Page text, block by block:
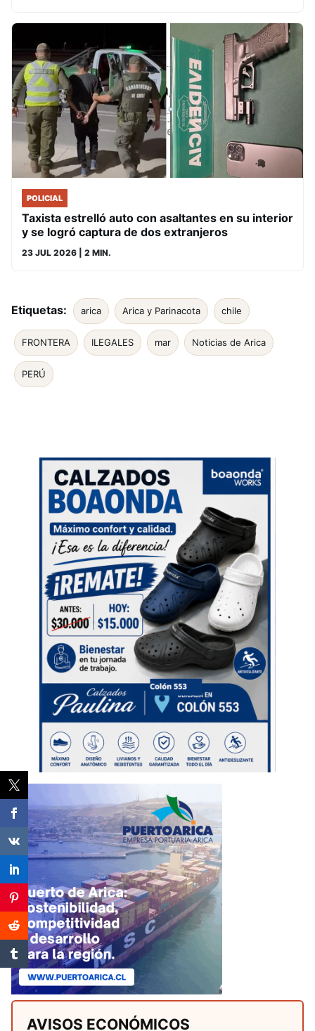
POLICIAL
Taxista estrelló auto con asaltantes en su interior
y se logró captura de dos extranjeros
23 JUL 2026 | 2 MIN.
Etiquetas: arica Arica y Parinacota chile
FRONTERA ILEGALES mar Noticias de Arica
PERÚ
AVISOS ECONÓMICOS